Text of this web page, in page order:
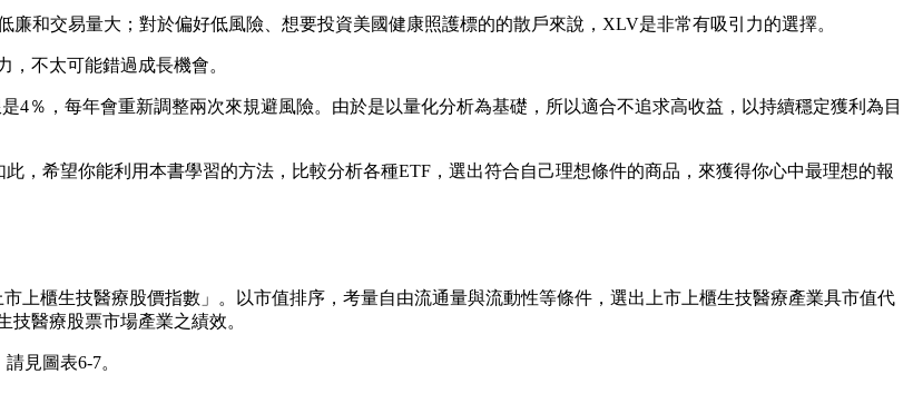
和交易量大；對於偏好低風險、想要投資美國健康照護標的的散戶來說，XLV是非常有吸引力的選擇。
不太可能錯過成長機會。
％，每年會重新調整兩次來規避風險。由於是以量化分析為基礎，所以適合不追求高收益，以持續穩定獲利為目
，希望你能利用本書學習的方法，比較分析各種ETF，選出符合自己理想條件的商品，來獲得你心中最理想的報
上櫃生技醫療股價指數」。以市值排序，考量自由流通量與流動性等條件，選出上市上櫃生技醫療產業具市值代
醫療股票市場產業之績效。
見圖表6-7。